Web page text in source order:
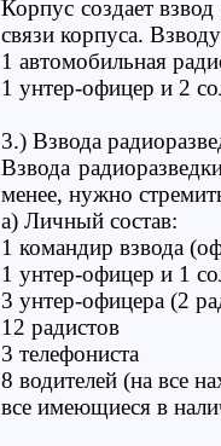
Корпус создает
связи корпуса.
1 автомобильная
1 унтер-офицер и 2
3.) Взвода
Взвода
менее, нужно
a) Личный состав:
1 командир взвода
1 унтер-офицер и 1
3 унтер-офицера (2
12 радистов
3 телефониста
8 водителей (на все
все имеющиеся в